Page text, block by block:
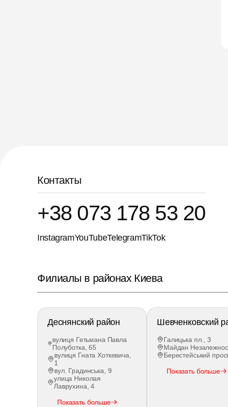
Контакты
+38 063 765 43 76
InstagramYouTubeTelegramTikTok
Филиалы в районах Киева
Деснянский район
вулиця Гетьмана Павла
Полуботка, 65
вулиця Гната Хоткевича,
1
вул. Градинська, 9
улица Николая
Лаврухина, 4
Показать больше
Шевченковский
Галицька пл., 3
Майдан
Берестейський
Показать больше